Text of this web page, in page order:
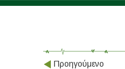
Προηγούμενο